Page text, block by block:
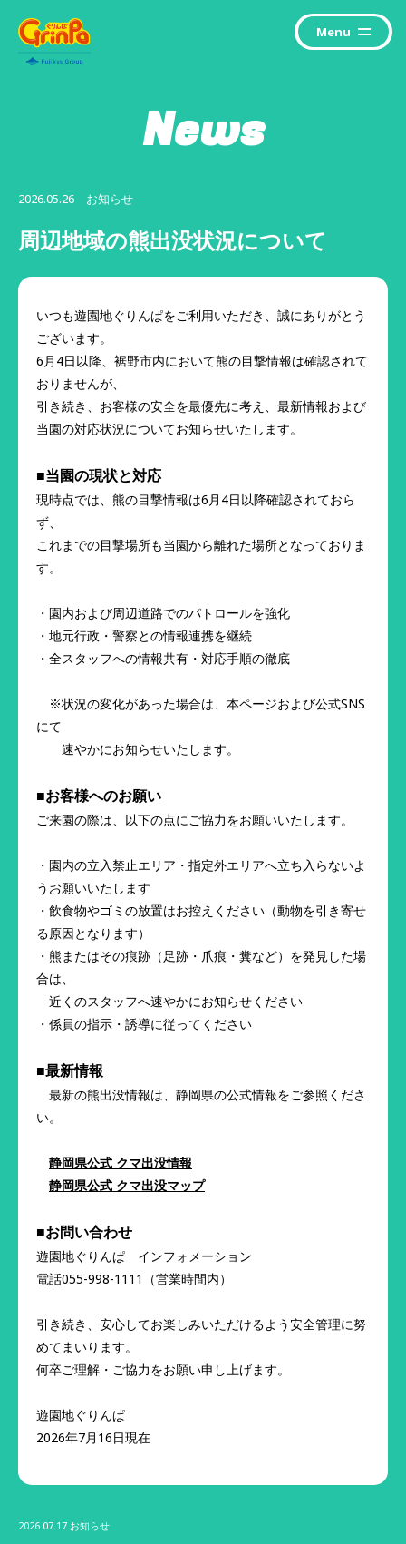
Menu
News
2026.05.26 お知らせ
周辺地域の熊出没状況について
いつも遊園地ぐりんぱをご利用いただき、誠にありがとう
ございます。
6月4日以降、裾野市内において熊の目撃情報は確認されて
おりませんが、
引き続き、お客様の安全を最優先に考え、最新情報および
当園の対応状況についてお知らせいたします。
■当園の現状と対応
現時点では、熊の目撃情報は6月4日以降確認されておら
ず、
これまでの目撃場所も当園から離れた場所となっておりま
す。
・園内および周辺道路でのパトロールを強化
・地元行政・警察との情報連携を継続
・全スタッフへの情報共有・対応手順の徹底
※状況の変化があった場合は、本ページおよび公式SNS
にて
速やかにお知らせいたします。
■お客様へのお願い
ご来園の際は、以下の点にご協力をお願いいたします。
・園内の立入禁止エリア・指定外エリアへ立ち入らないよ
うお願いいたします
・飲食物やゴミの放置はお控えください（動物を引き寄せ
る原因となります）
・熊またはその痕跡（足跡・爪痕・糞など）を発見した場
合は、
近くのスタッフへ速やかにお知らせください
・係員の指示・誘導に従ってください
■最新情報
最新の熊出没情報は、静岡県の公式情報をご参照くださ
い。
静岡県公式 クマ出没情報
静岡県公式 クマ出没マップ
■お問い合わせ
遊園地ぐりんぱ インフォメーション
電話055-998-1111（営業時間内）
引き続き、安心してお楽しみいただけるよう安全管理に努
めてまいります。
何卒ご理解・ご協力をお願い申し上げます。
遊園地ぐりんぱ
2026年7月16日現在
2026.07.17 お知らせ